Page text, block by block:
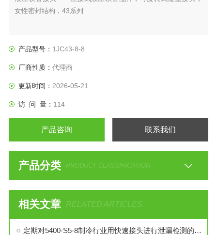
女性密封结构，43系列
产品型号： 1JC43-8-8
厂商性质： 代理商
更新时间： 2026-05-21
访 问 量： 114
产品咨询 联系我们
产品分类 PRODUCT CLASSIFICATION
相关文章 RELATED ARTICLES
定期对5400-S5-8制冷行业用快速接头进行泄漏检测的必要性与操作方法